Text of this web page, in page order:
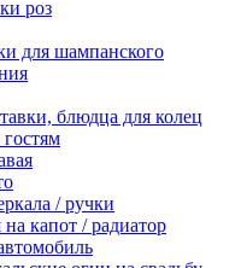
роз
для шампанского
блюдца для колец
/ ручки
капот / радиатор